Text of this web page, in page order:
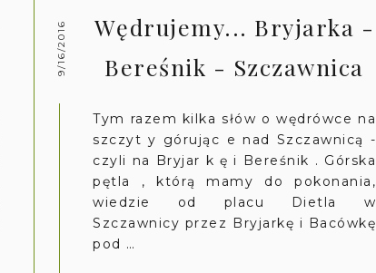
9/16/2016
Wędrujemy... Bryjarka -
Bereśnik - Szczawnica
Tym razem kilka słów o wędrówce na
szczyt y górując e nad Szczawnicą -
czyli na Bryjar k ę i Bereśnik . Górska
pętla , którą mamy do pokonania,
wiedzie od placu Dietla w
Szczawnicy przez Bryjarkę i Bacówkę
pod …